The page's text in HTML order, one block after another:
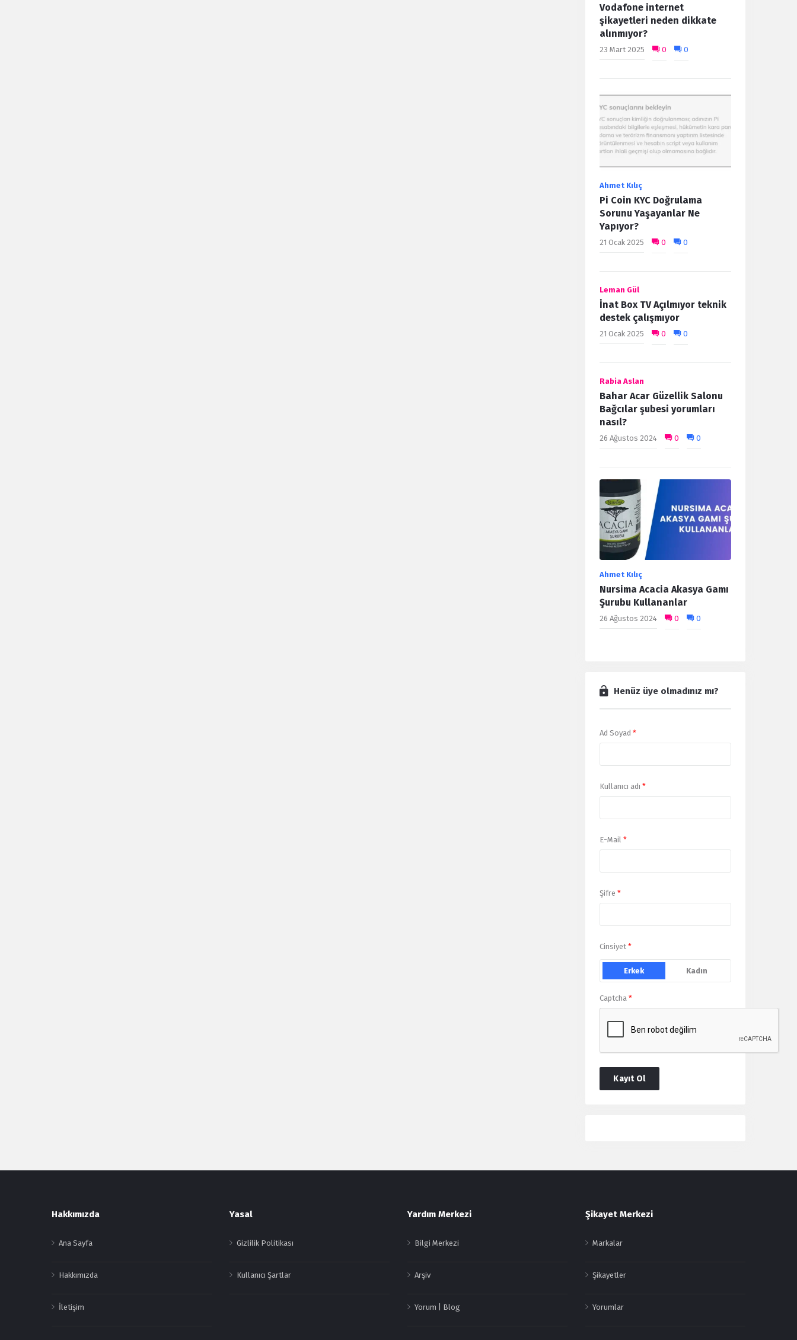
Vodafone internet
şikayetleri neden dikkate
alınmıyor?
23 Mart 2025 0 0
Ahmet Kılıç
Pi Coin KYC Doğrulama
Sorunu Yaşayanlar Ne
Yapıyor?
21 Ocak 2025 0 0
Leman Gül
İnat Box TV Açılmıyor teknik
destek çalışmıyor
21 Ocak 2025 0 0
Rabia Aslan
Bahar Acar Güzellik Salonu
Bağcılar şubesi yorumları
nasıl?
26 Ağustos 2024 0 0
Ahmet Kılıç
Nursima Acacia Akasya Gamı
Şurubu Kullananlar
26 Ağustos 2024 0 0
Henüz üye olmadınız mı?
Ad Soyad *
Kullanıcı adı *
E-Mail *
Şifre *
Cinsiyet *
Erkek Kadın
Captcha *
Kayıt Ol
Footer
Hakkımızda
Ana Sayfa
Hakkımızda
İletişim
Yasal
Gizlilik Politikası
Kullanıcı Şartlar
Yardım Merkezi
Bilgi Merkezi
Arşiv
Yorum | Blog
Şikayet Merkezi
Markalar
Şikayetler
Yorumlar